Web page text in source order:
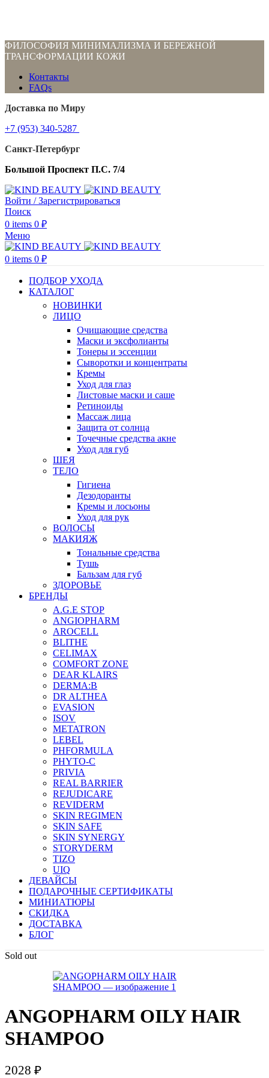
ФИЛОСОФИЯ МИНИМАЛИЗМА И БЕРЕЖНОЙ
ТРАНСФОРМАЦИИ КОЖИ
Контакты
FAQs
Доставка по Миру
+7 (953) 340-5287
Санкт-Петербург
Большой Проспект П.С. 7/4
Войти / Зарегистрироваться
Поиск
0 items 0 ₽
Меню
0 items 0 ₽
ПОДБОР УХОДА
КАТАЛОГ
НОВИНКИ
ЛИЦО
Очищающие средства
Маски и эксфолианты
Тонеры и эссенции
Сыворотки и концентраты
Кремы
Уход для глаз
Листовые маски и саше
Ретиноиды
Массаж лица
Защита от солнца
Точечные средства акне
Уход для губ
ШЕЯ
ТЕЛО
Гигиена
Дезодоранты
Кремы и лосьоны
Уход для рук
ВОЛОСЫ
МАКИЯЖ
Тональные средства
Тушь
Бальзам для губ
ЗДОРОВЬЕ
БРЕНДЫ
A.G.E STOP
ANGIOPHARM
AROCELL
BLITHE
CELIMAX
COMFORT ZONE
DEAR KLAIRS
DERMA:B
DR ALTHEA
EVASION
ISOV
METATRON
LEBEL
PHFORMULA
PHYTO-C
PRIVIA
REAL BARRIER
REJUDICARE
REVIDERM
SKIN REGIMEN
SKIN SAFE
SKIN SYNERGY
STORYDERM
TIZO
UIQ
ДЕВАЙСЫ
ПОДАРОЧНЫЕ СЕРТИФИКАТЫ
МИНИАТЮРЫ
СКИДКА
ДОСТАВКА
БЛОГ
Sold out
ANGOPHARM OILY HAIR
SHAMPOO
2028 ₽